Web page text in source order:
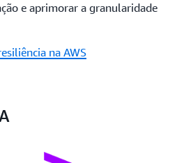
e aprimorar a granularidade
na AWS